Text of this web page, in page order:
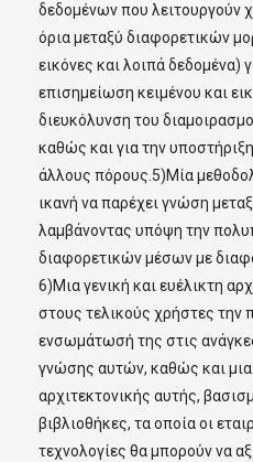
δεδομένων που λειτουργούν
όρια μεταξύ διαφορετικών
εικόνες και λοιπά δεδομένα)
επισημείωση κειμένου και
διευκόλυνση του
καθώς και για την
άλλους πόρους.5)Μία
ικανή να παρέχει γνώση
λαμβάνοντας υπόψη την
διαφορετικών μέσων με
6)Μια γενική και ευέλικτη
στους τελικούς χρήστες την
ενσωμάτωσή της στις
γνώσης αυτών, καθώς και
αρχιτεκτονικής αυτής,
βιβλιοθήκες, τα οποία οι
τεχνολογίες θα μπορούν να